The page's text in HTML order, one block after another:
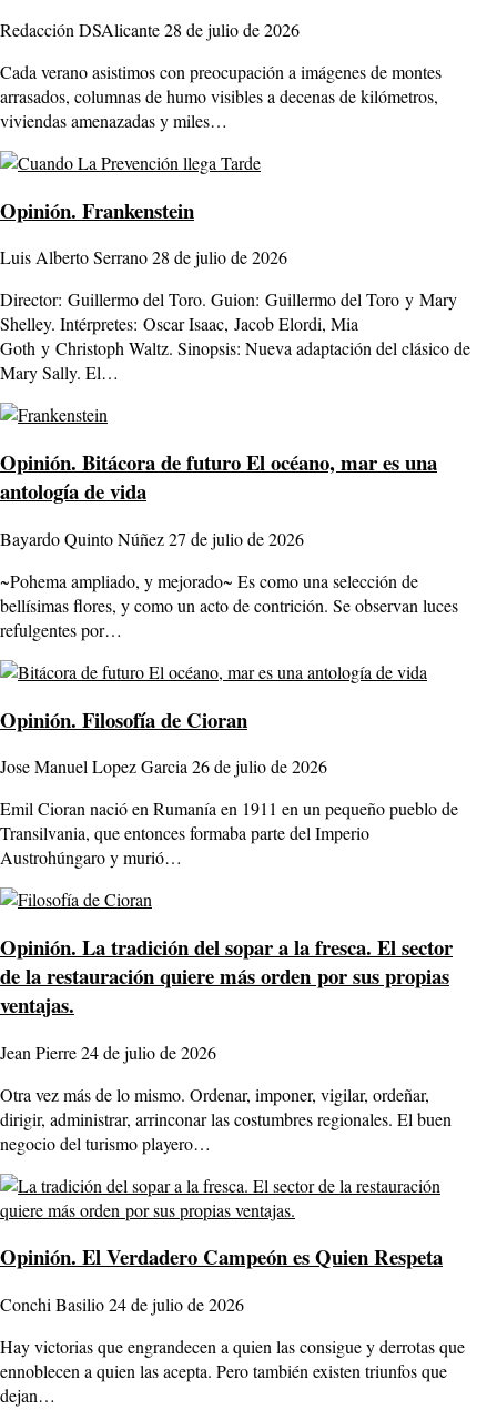
Redacción DSAlicante28 de julio de 2026
Cada verano asistimos con preocupación a imágenes de montes
arrasados, columnas de humo visibles a decenas de kilómetros,
viviendas amenazadas y miles…
Opinión. Frankenstein
Luis Alberto Serrano28 de julio de 2026
Director: Guillermo del Toro. Guion: Guillermo del Toro y Mary
Shelley. Intérpretes: Oscar Isaac, Jacob Elordi, Mia
Goth y Christoph Waltz. Sinopsis: Nueva adaptación del clásico de
Mary Sally. El…
Opinión. Bitácora de futuro El océano, mar es una
antología de vida
Bayardo Quinto Núñez27 de julio de 2026
~Pohema ampliado, y mejorado~ Es como una selección de
bellísimas flores, y como un acto de contrición. Se observan luces
refulgentes por…
Opinión. Filosofía de Cioran
Jose Manuel Lopez Garcia26 de julio de 2026
Emil Cioran nació en Rumanía en 1911 en un pequeño pueblo de
Transilvania, que entonces formaba parte del Imperio
Austrohúngaro y murió…
Opinión. La tradición del sopar a la fresca. El sector
de la restauración quiere más orden por sus propias
ventajas.
Jean Pierre24 de julio de 2026
Otra vez más de lo mismo. Ordenar, imponer, vigilar, ordeñar,
dirigir, administrar, arrinconar las costumbres regionales. El buen
negocio del turismo playero…
Opinión. El Verdadero Campeón es Quien Respeta
Conchi Basilio24 de julio de 2026
Hay victorias que engrandecen a quien las consigue y derrotas que
ennoblecen a quien las acepta. Pero también existen triunfos que
dejan…